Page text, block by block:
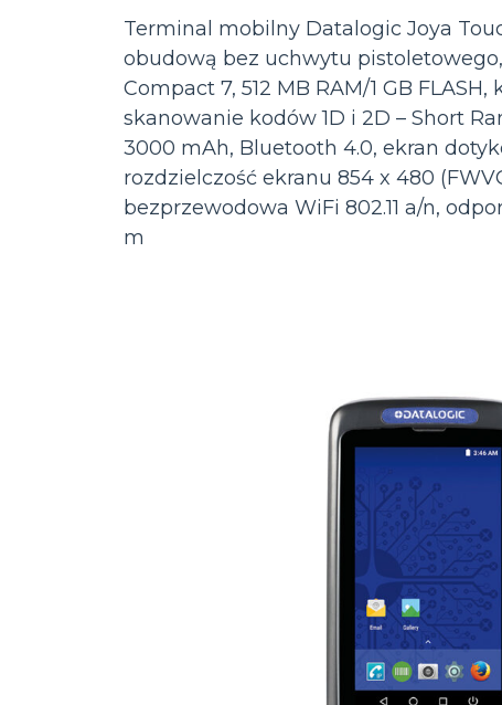
Terminal mobilny Datalogic Joya
obudową bez uchwytu
Compact 7, 512 MB RAM/1 GB
skanowanie kodów 1D i 2D – Short
3000 mAh, Bluetooth 4.0, ekran
rozdzielczość ekranu 854 x 480
bezprzewodowa WiFi 802.11 a/n,
m